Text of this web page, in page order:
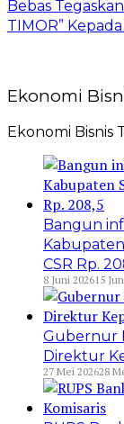
Bebas
TIMOR”
Ekonomi
Ekonomi Bisnis
Bangun
CSR Rp.
8 Juni 202615
Gubernur
Direktur
27 Mei 202628